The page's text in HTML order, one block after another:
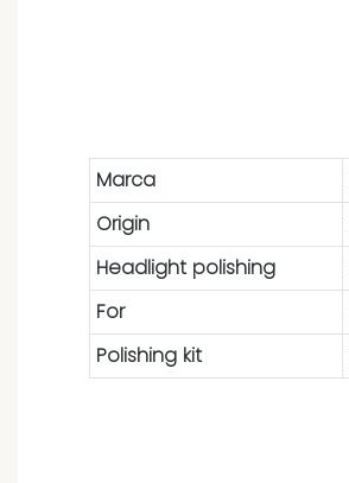
Marca
Origin
Headlight polishing
For
Polishing kit